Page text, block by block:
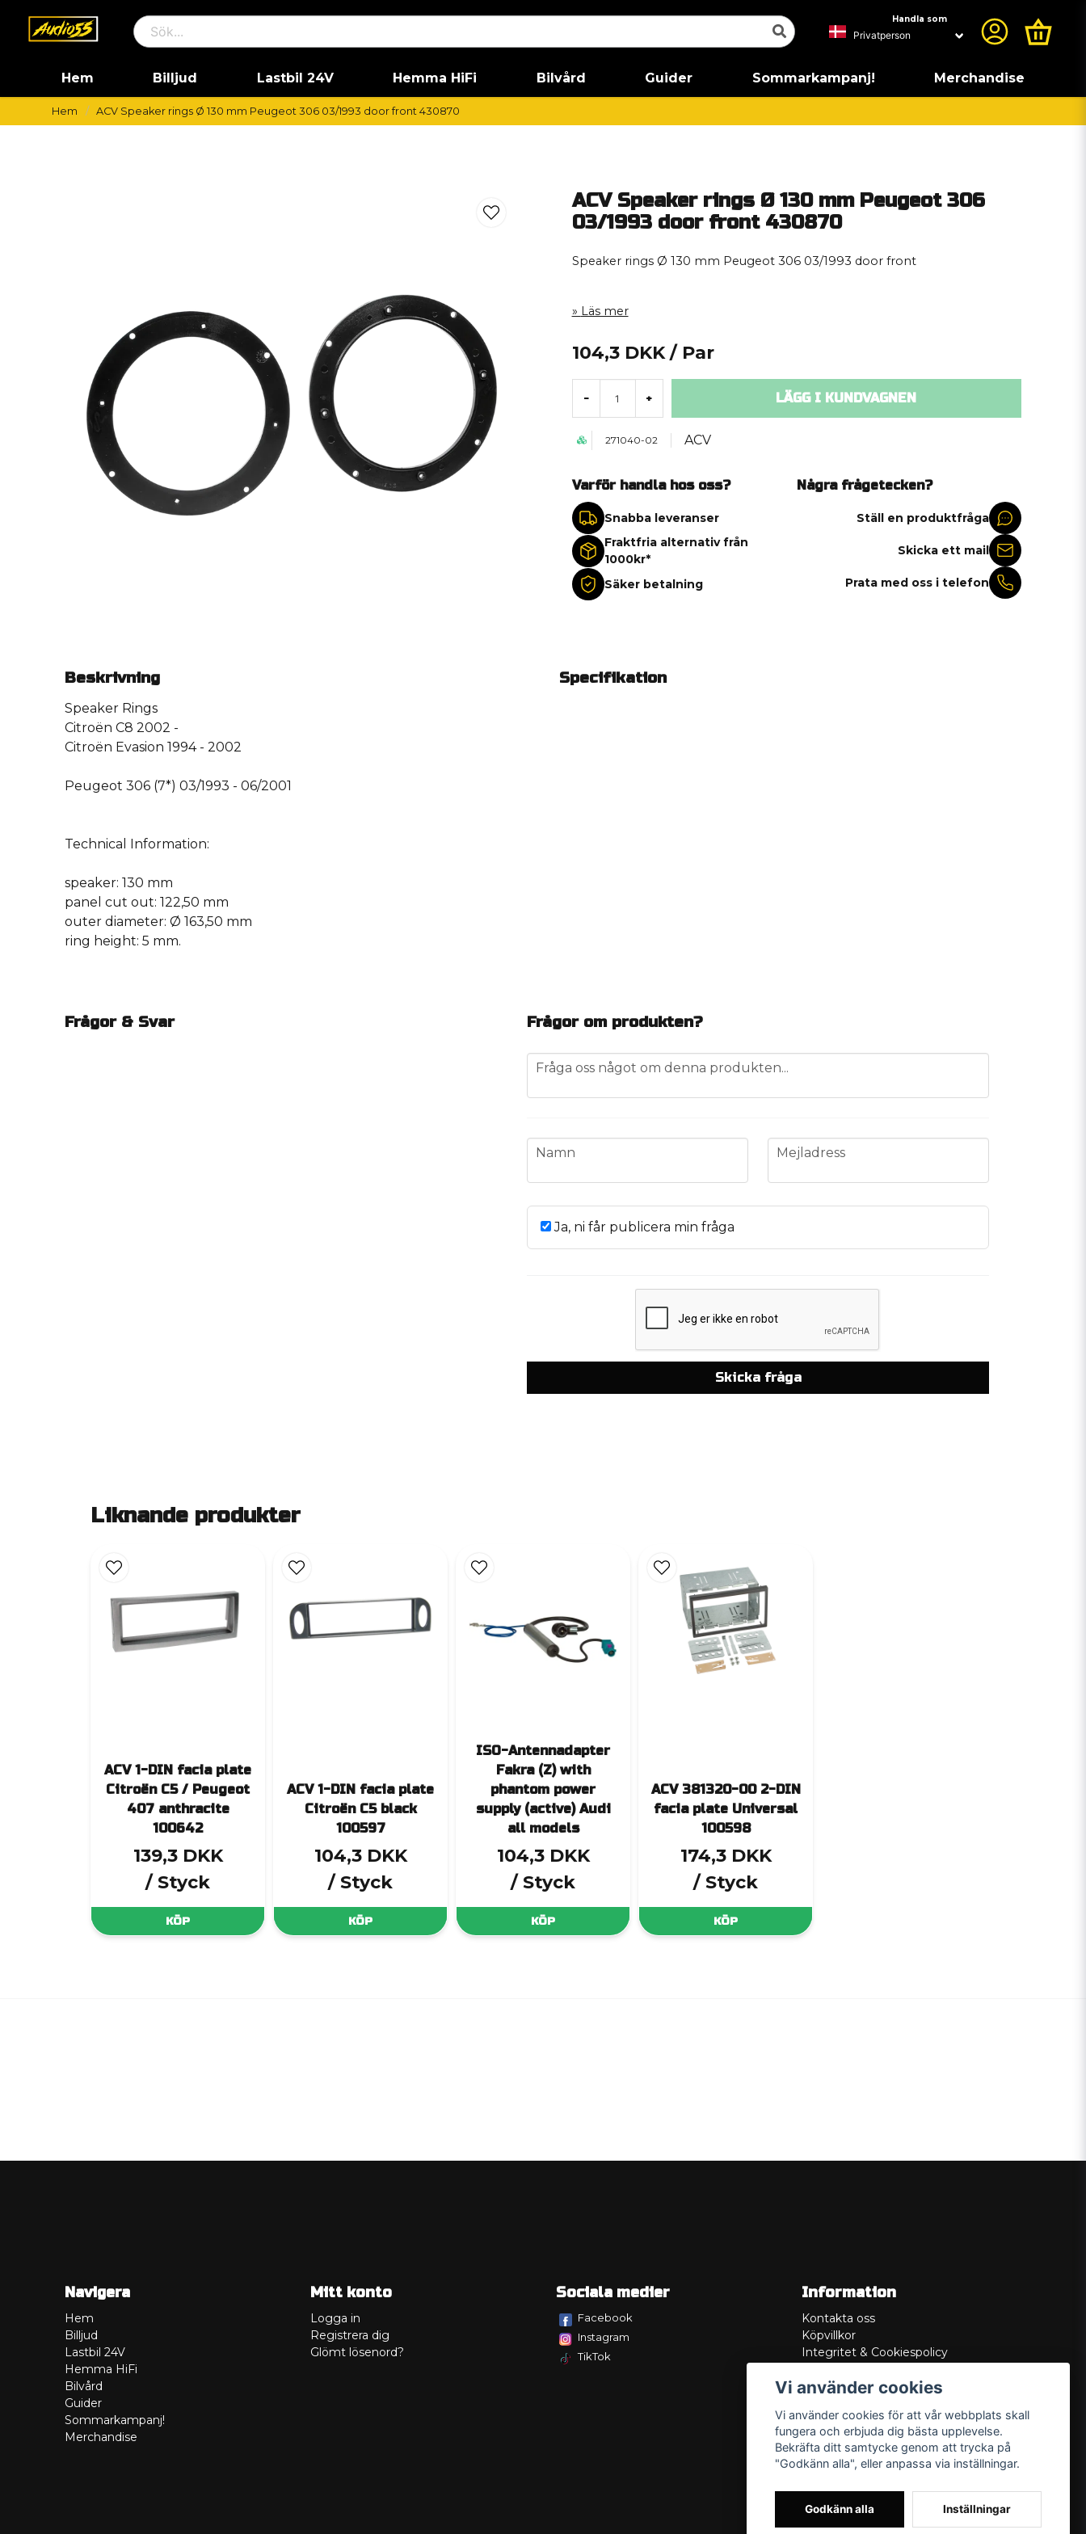
Handla som
Hem Billjud Lastbil 24V Hemma HiFi Bilvård Guider Sommarkampanj! Merchandise
Hem ACV Speaker rings Ø 130 mm Peugeot 306 03/1993 door front 430870
ACV Speaker rings Ø 130 mm Peugeot 306
03/1993 door front 430870
Speaker rings Ø 130 mm Peugeot 306 03/1993 door front
Läs mer
104,3 DKK / Par
- + LÄGG I KUNDVAGNEN
271040-02 ACV
Varför handla hos oss?
Snabba leveranser
Fraktfria alternativ från
1000kr*
Säker betalning
Några frågetecken?
Ställ en produktfråga
Skicka ett mail
Prata med oss i telefon
Beskrivning
Speaker Rings
Citroën C8 2002 -
Citroën Evasion 1994 - 2002
Peugeot 306 (7*) 03/1993 - 06/2001
Technical Information:
speaker: 130 mm
panel cut out: 122,50 mm
outer diameter: Ø 163,50 mm
ring height: 5 mm.
Specifikation
Frågor & Svar Frågor om produkten?
question
Fråga oss något om denna produkten...
name
Namn email
Mejladress
Ja, ni får publicera min fråga
Skicka fråga
Liknande produkter
ACV 1-DIN facia plate
Citroën C5 / Peugeot
407 anthracite
100642
139,3 DKK
/ Styck
KÖP
ACV 1-DIN facia plate
Citroën C5 black
100597
104,3 DKK
/ Styck
KÖP
ISO-Antennadapter
Fakra (Z) with
phantom power
supply (active) Audi
all models
104,3 DKK
/ Styck
KÖP
ACV 381320-00 2-DIN
facia plate Universal
100598
174,3 DKK
/ Styck
KÖP
Navigera
Hem
Billjud
Lastbil 24V
Hemma HiFi
Bilvård
Guider
Sommarkampanj!
Merchandise
Mitt konto
Logga in
Registrera dig
Glömt lösenord?
Sociala medier
Facebook
Instagram
TikTok
Information
Kontakta oss
Köpvillkor
Integritet & Cookiespolicy
Service/Garanti
Lådritning
Om oss
Vi använder cookies
Vi använder cookies för att vår webbplats skall
fungera och erbjuda dig bästa upplevelse.
Bekräfta ditt samtycke genom att trycka på
"Godkänn alla", eller anpassa via inställningar.
Godkänn alla Inställningar